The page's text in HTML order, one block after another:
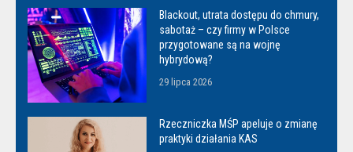
Blackout, utrata dostępu do chmury,
sabotaż – czy firmy w Polsce
przygotowane są na wojnę
hybrydową?
29 lipca 2026
Rzeczniczka MŚP apeluje o zmianę
praktyki działania KAS